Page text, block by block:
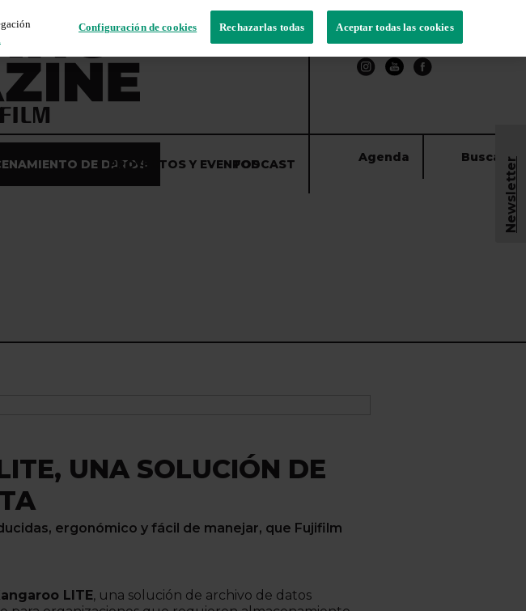
DE DATOS
PROYECTOS Y EVENTOSPODCAST Agenda Buscar
UNA SOLUCIÓN DE
ergonómico y fácil de manejar, que Fujifilm
LITE, una solución de archivo de datos
Newsletter
Configuración de cookies Rechazarlas todas Aceptar todas las cookies